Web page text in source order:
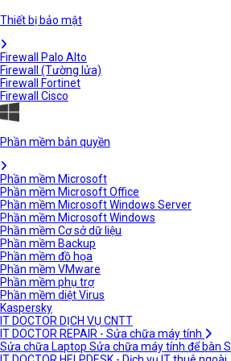
Thiết bị bảo mật
Firewall Palo Alto
Firewall (Tường lửa)
Firewall Fortinet
Firewall Cisco
Phần mềm bản quyền
Phần mềm Microsoft
Phần mềm Microsoft Office
Phần mềm Microsoft Windows Server
Phần mềm Microsoft Windows
Phần mềm Cơ sở dữ liệu
Phần mềm Backup
Phần mềm đồ họa
Phần mềm VMware
Phần mềm phụ trợ
Phần mềm diệt Virus
Kaspersky
IT DOCTOR DỊCH VỤ CNTT
IT DOCTOR REPAIR - Sửa chữa máy tính
Sửa chữa Laptop Sửa chữa máy tính để bàn